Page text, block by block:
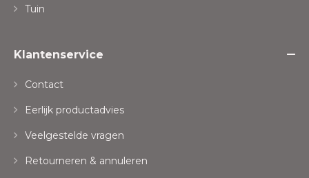
Tuin
Klantenservice
Contact
Eerlijk productadvies
Veelgestelde vragen
Retourneren & annuleren